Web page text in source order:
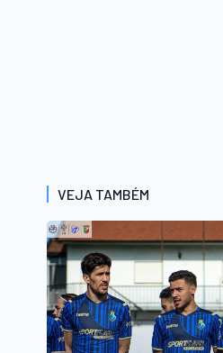
VEJA TAMBÉM